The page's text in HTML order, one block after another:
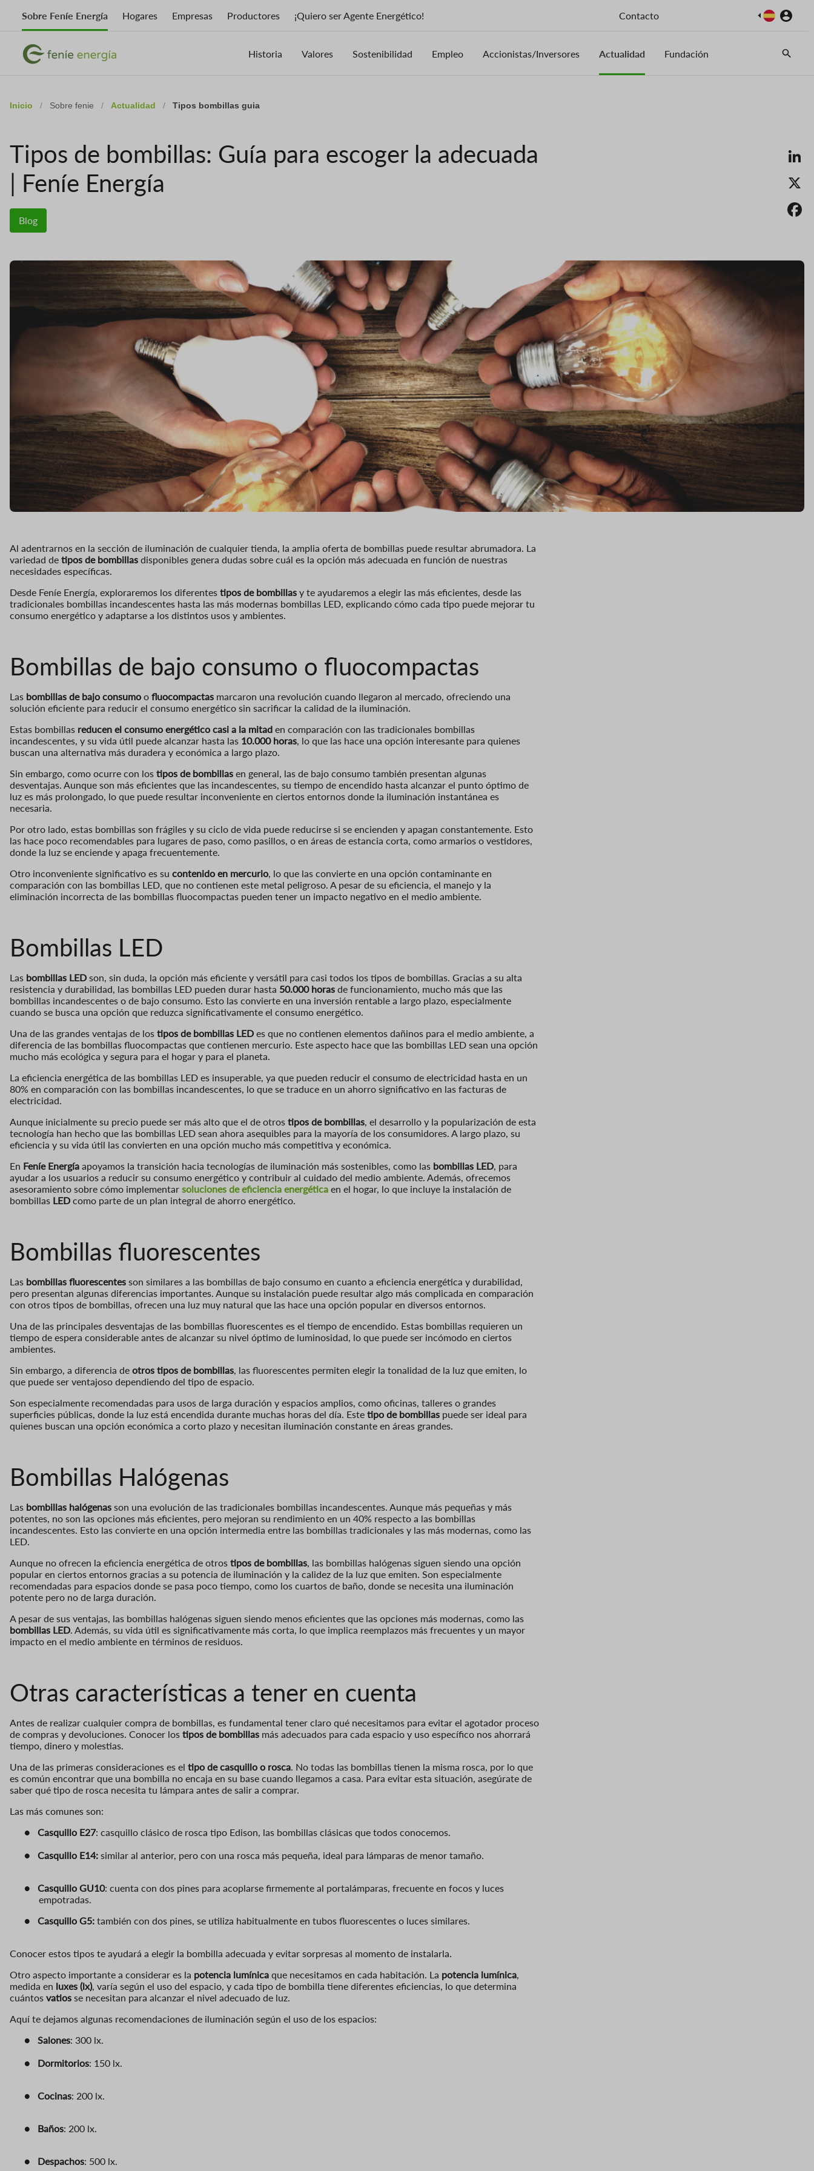
content
Sobre Feníe Energía Hogares Empresas Productores ¡Quiero ser Agente Energético! Contacto Imagen
ImagenImagen Historia Valores Sostenibilidad Empleo Accionistas/Inversores Actualidad Fundación
Inicio / Sobre fenie / Actualidad / Tipos bombillas guia
Tipos de bombillas: Guía para escoger la adecuada
| Feníe Energía
Blog
Al adentrarnos en la sección de iluminación de cualquier tienda, la amplia oferta de bombillas puede resultar abrumadora. La
variedad de tipos de bombillas disponibles genera dudas sobre cuál es la opción más adecuada en función de nuestras
necesidades específicas.
Desde Feníe Energía, exploraremos los diferentes tipos de bombillas y te ayudaremos a elegir las más eficientes, desde las
tradicionales bombillas incandescentes hasta las más modernas bombillas LED, explicando cómo cada tipo puede mejorar tu
consumo energético y adaptarse a los distintos usos y ambientes.
Bombillas de bajo consumo o fluocompactas
Las bombillas de bajo consumo o fluocompactas marcaron una revolución cuando llegaron al mercado, ofreciendo una
solución eficiente para reducir el consumo energético sin sacrificar la calidad de la iluminación.
Estas bombillas reducen el consumo energético casi a la mitad en comparación con las tradicionales bombillas
incandescentes, y su vida útil puede alcanzar hasta las 10.000 horas, lo que las hace una opción interesante para quienes
buscan una alternativa más duradera y económica a largo plazo.
Sin embargo, como ocurre con los tipos de bombillas en general, las de bajo consumo también presentan algunas
desventajas. Aunque son más eficientes que las incandescentes, su tiempo de encendido hasta alcanzar el punto óptimo de
luz es más prolongado, lo que puede resultar inconveniente en ciertos entornos donde la iluminación instantánea es
necesaria.
Por otro lado, estas bombillas son frágiles y su ciclo de vida puede reducirse si se encienden y apagan constantemente. Esto
las hace poco recomendables para lugares de paso, como pasillos, o en áreas de estancia corta, como armarios o vestidores,
donde la luz se enciende y apaga frecuentemente.
Otro inconveniente significativo es su contenido en mercurio, lo que las convierte en una opción contaminante en
comparación con las bombillas LED, que no contienen este metal peligroso. A pesar de su eficiencia, el manejo y la
eliminación incorrecta de las bombillas fluocompactas pueden tener un impacto negativo en el medio ambiente.
Bombillas LED
Las bombillas LED son, sin duda, la opción más eficiente y versátil para casi todos los tipos de bombillas. Gracias a su alta
resistencia y durabilidad, las bombillas LED pueden durar hasta 50.000 horas de funcionamiento, mucho más que las
bombillas incandescentes o de bajo consumo. Esto las convierte en una inversión rentable a largo plazo, especialmente
cuando se busca una opción que reduzca significativamente el consumo energético.
Una de las grandes ventajas de los tipos de bombillas LED es que no contienen elementos dañinos para el medio ambiente, a
diferencia de las bombillas fluocompactas que contienen mercurio. Este aspecto hace que las bombillas LED sean una opción
mucho más ecológica y segura para el hogar y para el planeta.
La eficiencia energética de las bombillas LED es insuperable, ya que pueden reducir el consumo de electricidad hasta en un
80% en comparación con las bombillas incandescentes, lo que se traduce en un ahorro significativo en las facturas de
electricidad.
Aunque inicialmente su precio puede ser más alto que el de otros tipos de bombillas, el desarrollo y la popularización de esta
tecnología han hecho que las bombillas LED sean ahora asequibles para la mayoría de los consumidores. A largo plazo, su
eficiencia y su vida útil las convierten en una opción mucho más competitiva y económica.
En Feníe Energía apoyamos la transición hacia tecnologías de iluminación más sostenibles, como las bombillas LED, para
ayudar a los usuarios a reducir su consumo energético y contribuir al cuidado del medio ambiente. Además, ofrecemos
asesoramiento sobre cómo implementar soluciones de eficiencia energética en el hogar, lo que incluye la instalación de
bombillas LED como parte de un plan integral de ahorro energético.
Bombillas fluorescentes
Las bombillas fluorescentes son similares a las bombillas de bajo consumo en cuanto a eficiencia energética y durabilidad,
pero presentan algunas diferencias importantes. Aunque su instalación puede resultar algo más complicada en comparación
con otros tipos de bombillas, ofrecen una luz muy natural que las hace una opción popular en diversos entornos.
Una de las principales desventajas de las bombillas fluorescentes es el tiempo de encendido. Estas bombillas requieren un
tiempo de espera considerable antes de alcanzar su nivel óptimo de luminosidad, lo que puede ser incómodo en ciertos
ambientes.
Sin embargo, a diferencia de otros tipos de bombillas, las fluorescentes permiten elegir la tonalidad de la luz que emiten, lo
que puede ser ventajoso dependiendo del tipo de espacio.
Son especialmente recomendadas para usos de larga duración y espacios amplios, como oficinas, talleres o grandes
superficies públicas, donde la luz está encendida durante muchas horas del día. Este tipo de bombillas puede ser ideal para
quienes buscan una opción económica a corto plazo y necesitan iluminación constante en áreas grandes.
Bombillas Halógenas
Las bombillas halógenas son una evolución de las tradicionales bombillas incandescentes. Aunque más pequeñas y más
potentes, no son las opciones más eficientes, pero mejoran su rendimiento en un 40% respecto a las bombillas
incandescentes. Esto las convierte en una opción intermedia entre las bombillas tradicionales y las más modernas, como las
LED.
Aunque no ofrecen la eficiencia energética de otros tipos de bombillas, las bombillas halógenas siguen siendo una opción
popular en ciertos entornos gracias a su potencia de iluminación y la calidez de la luz que emiten. Son especialmente
recomendadas para espacios donde se pasa poco tiempo, como los cuartos de baño, donde se necesita una iluminación
potente pero no de larga duración.
A pesar de sus ventajas, las bombillas halógenas siguen siendo menos eficientes que las opciones más modernas, como las
bombillas LED. Además, su vida útil es significativamente más corta, lo que implica reemplazos más frecuentes y un mayor
impacto en el medio ambiente en términos de residuos.
Otras características a tener en cuenta
Antes de realizar cualquier compra de bombillas, es fundamental tener claro qué necesitamos para evitar el agotador proceso
de compras y devoluciones. Conocer los tipos de bombillas más adecuados para cada espacio y uso específico nos ahorrará
tiempo, dinero y molestias.
Una de las primeras consideraciones es el tipo de casquillo o rosca. No todas las bombillas tienen la misma rosca, por lo que
es común encontrar que una bombilla no encaja en su base cuando llegamos a casa. Para evitar esta situación, asegúrate de
saber qué tipo de rosca necesita tu lámpara antes de salir a comprar.
Las más comunes son:
●
Casquillo E27: casquillo clásico de rosca tipo Edison, las bombillas clásicas que todos conocemos.
●
Casquillo E14: similar al anterior, pero con una rosca más pequeña, ideal para lámparas de menor tamaño.
● Casquillo GU10: cuenta con dos pines para acoplarse firmemente al portalámparas, frecuente en focos y luces
empotradas.
●
Casquillo G5: también con dos pines, se utiliza habitualmente en tubos fluorescentes o luces similares.
Conocer estos tipos te ayudará a elegir la bombilla adecuada y evitar sorpresas al momento de instalarla.
Otro aspecto importante a considerar es la potencia lumínica que necesitamos en cada habitación. La potencia lumínica,
medida en luxes (lx), varía según el uso del espacio, y cada tipo de bombilla tiene diferentes eficiencias, lo que determina
cuántos vatios se necesitan para alcanzar el nivel adecuado de luz.
Aquí te dejamos algunas recomendaciones de iluminación según el uso de los espacios:
●
Salones: 300 lx.
●
Dormitorios: 150 lx.
● Cocinas: 200 lx.
● Baños: 200 lx.
● Despachos: 500 lx.